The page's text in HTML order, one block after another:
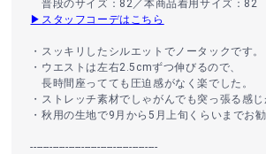
普段のサイズ：82／本商品着用サイズ：82
▶スタッフコーデはこちら
・スッキリしたシルエットでノータックです。
・ウエストは左右2.5cmずつ伸びるので、
長時間座ってても圧迫感がなく楽でした。
・ストレッチ素材でしゃがんでも突っ張る感じ
・秋用の生地で9月から5月上旬くらいまでお勧
----------------------------------------